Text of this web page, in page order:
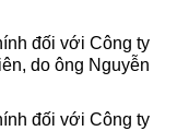
đối với Công ty
do ông Nguyễn
đối với Công ty